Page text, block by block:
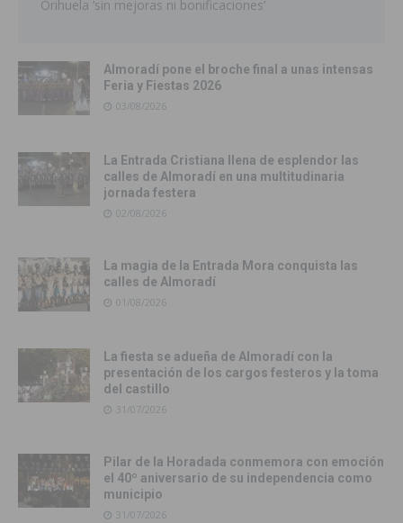
Orihuela ‘sin mejoras ni bonificaciones’
Almoradí pone el broche final a unas intensas
Feria y Fiestas 2026
03/08/2026
La Entrada Cristiana llena de esplendor las
calles de Almoradí en una multitudinaria
jornada festera
02/08/2026
La magia de la Entrada Mora conquista las
calles de Almoradí
01/08/2026
La fiesta se adueña de Almoradí con la
presentación de los cargos festeros y la toma
del castillo
31/07/2026
Pilar de la Horadada conmemora con emoción
el 40º aniversario de su independencia como
municipio
31/07/2026